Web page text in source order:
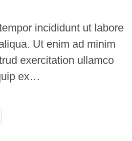
incididunt ut labore
Ut enim ad minim
exercitation ullamco
ex…